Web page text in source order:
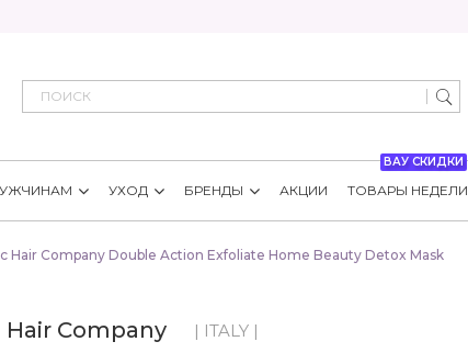
УХОД БРЕНДЫ АКЦИИ
ВАУ СКИДКИ
ТОВАРЫ НЕДЕЛИ
Hair Company Double Action Exfoliate Home Beauty Detox Mask
Hair Company | ITALY |